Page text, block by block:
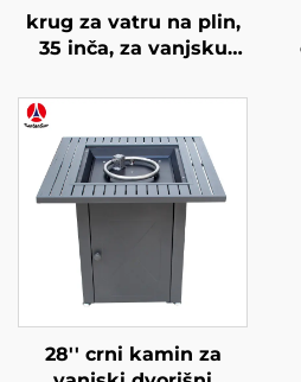
krug za vatru na plin,
35 inča, za vanjsku
28'' crni kamin za